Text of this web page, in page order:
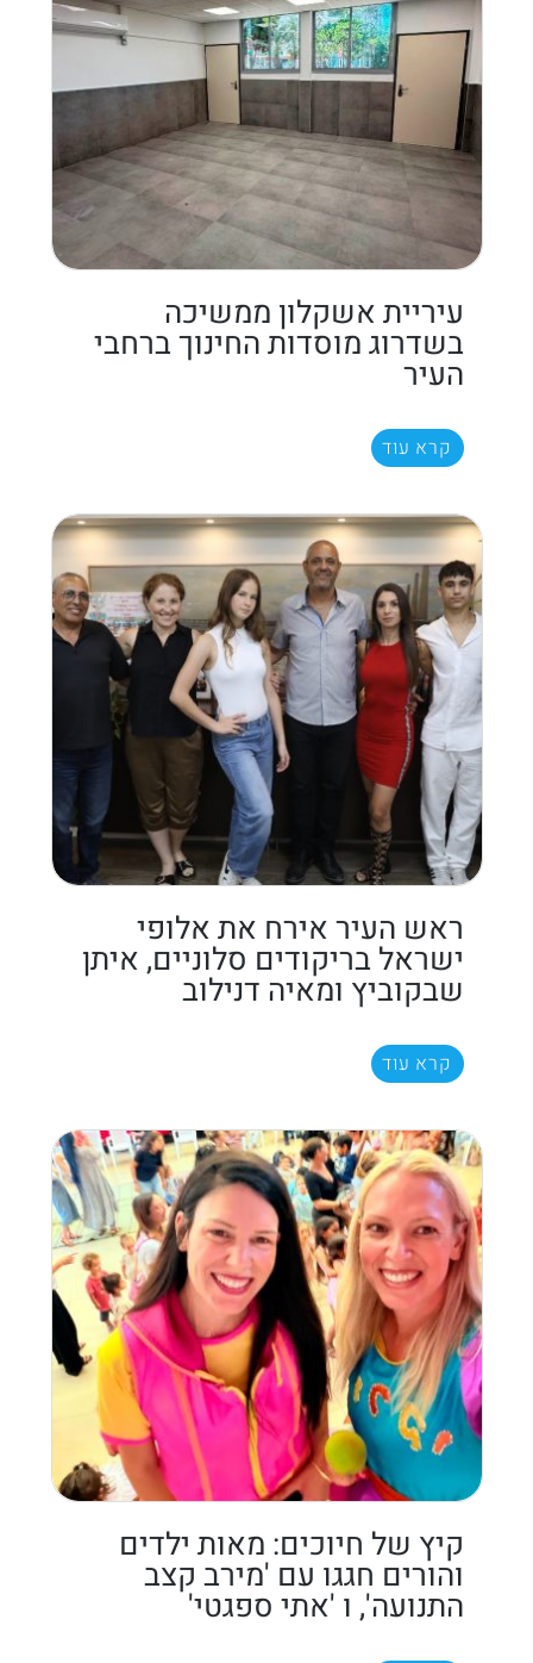
עיריית אשקלון ממשיכה
בשדרוג מוסדות החינוך ברחבי
העיר
קרא עוד
ראש העיר אירח את אלופי
ישראל בריקודים סלוניים, איתן
שבקוביץ ומאיה דנילוב
קרא עוד
קיץ של חיוכים: מאות ילדים
והורים חגגו עם 'מירב קצב
התנועה', ו 'אתי ספגטי'